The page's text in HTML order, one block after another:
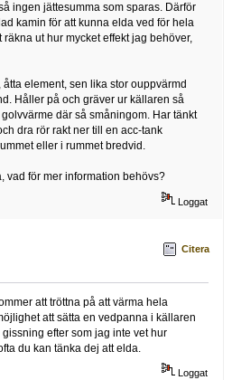
ingen jättesumma som sparas. Därför
kamin för att kunna elda ved för hela
ut hur mycket effekt jag behöver,
element, sen lika stor ouppvärmd
Håller på och gräver ur källaren så
där så småningom. Har tänkt
dra rör rakt ner till en acc-tank
eller i rummet bredvid.
vad för mer information behövs?
Loggat
Citera
att tröttna på att värma hela
att sätta en vedpanna i källaren
efter som jag inte vet hur
du kan tänka dej att elda.
Loggat